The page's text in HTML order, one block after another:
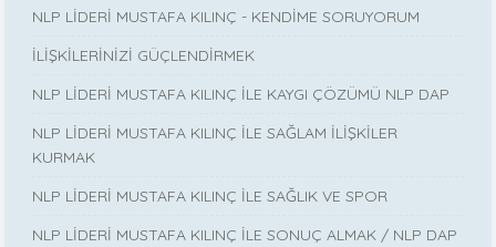
NLP LİDERİ MUSTAFA KILINÇ - KENDİME SORUYORUM
İLİŞKİLERİNİZİ GÜÇLENDİRMEK
NLP LİDERİ MUSTAFA KILINÇ İLE KAYGI ÇÖZÜMÜ NLP DAP
NLP LİDERİ MUSTAFA KILINÇ İLE SAĞLAM İLİŞKİLER
KURMAK
NLP LİDERİ MUSTAFA KILINÇ İLE SAĞLIK VE SPOR
NLP LİDERİ MUSTAFA KILINÇ İLE SONUÇ ALMAK / NLP DAP